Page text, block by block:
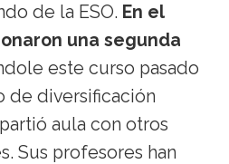
de la ESO. En el
una segunda
este curso pasado
de diversificación
aula con otros
Sus profesores han